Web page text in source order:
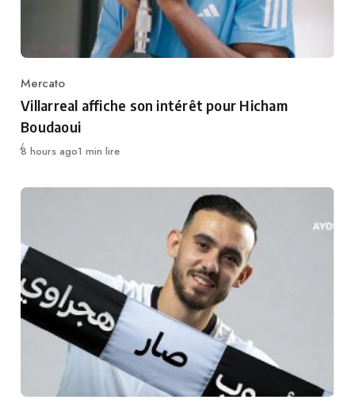
Category
Mercato
Villarreal affiche son intérêt pour Hicham
Boudaoui
Publié
8 hours ago1 min lire